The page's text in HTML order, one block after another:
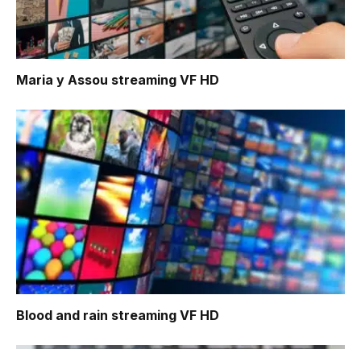
Maria y Assou streaming VF HD
Blood and rain streaming VF HD